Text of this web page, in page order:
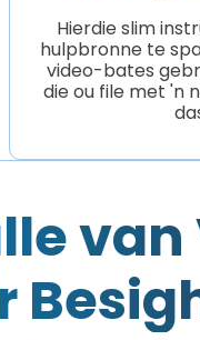
Hierdie slim
hulpbronne te
video-bates
die ou file met 'n
van